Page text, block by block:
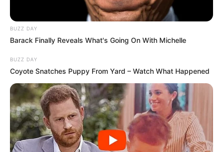
BUZZ DAY
Barack Finally Reveals What's Going On With Michelle
BUZZ DAY
Coyote Snatches Puppy From Yard – Watch What Happened